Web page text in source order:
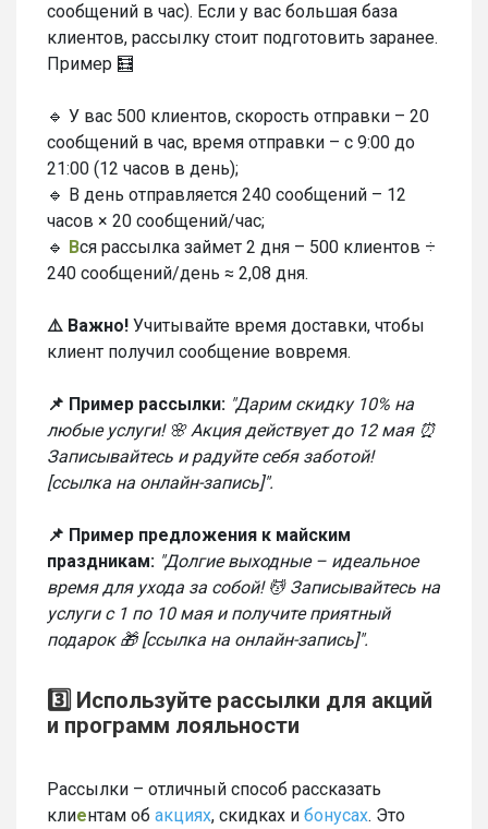
сообщений в час). Если у вас большая база
клиентов, рассылку стоит подготовить заранее.
Пример 🧮
🔹 У вас 500 клиентов, скорость отправки – 20
сообщений в час, время отправки – с 9:00 до
21:00 (12 часов в день);
🔹 В день отправляется 240 сообщений – 12
часов × 20 сообщений/час;
🔹 Вся рассылка займет 2 дня – 500 клиентов ÷
240 сообщений/день ≈ 2,08 дня.
⚠️ Важно! Учитывайте время доставки, чтобы
клиент получил сообщение вовремя.
📌 Пример рассылки: "Дарим скидку 10% на
любые услуги! 🌸 Акция действует до 12 мая ⏰
Записывайтесь и радуйте себя заботой!
[ссылка на онлайн-запись]".
📌 Пример предложения к майским
праздникам: "Долгие выходные – идеальное
время для ухода за собой! 💆 Записывайтесь на
услуги с 1 по 10 мая и получите приятный
подарок 🎁 [ссылка на онлайн-запись]".
3️⃣ Используйте рассылки для акций
и программ лояльности
Рассылки – отличный способ рассказать
клиентам об акциях, скидках и бонусах. Это